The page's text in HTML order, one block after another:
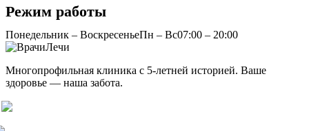
Режим работы
Понедельник – ВоскресеньеПн – Вс07:00 – 20:00
Многопрофильная клиника с 5-летней историей. Ваше
здоровье — наша забота.